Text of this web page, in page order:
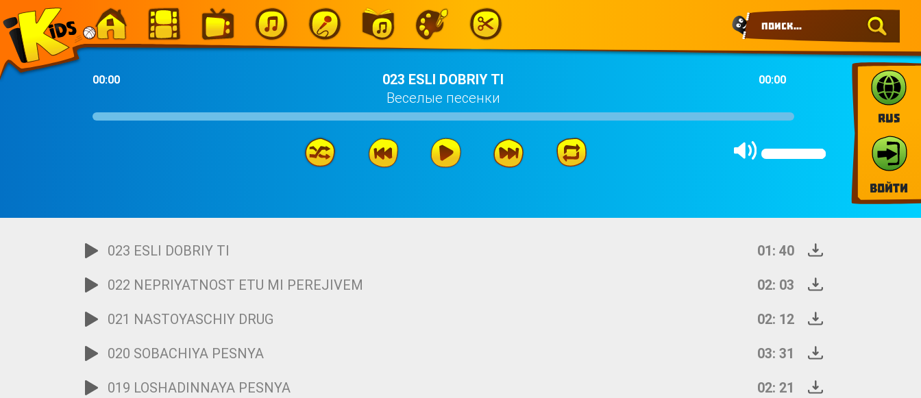
RUS
Войти
00:00
023 ESLI DOBRIY TI
Веселые песенки
00:00
023 ESLI DOBRIY TI
01: 40
022 NEPRIYATNOST ETU MI PEREJIVEM
02: 03
021 NASTOYASCHIY DRUG
02: 12
020 SOBACHIYA PESNYA
03: 31
019 LOSHADINNAYA PESNYA
02: 21